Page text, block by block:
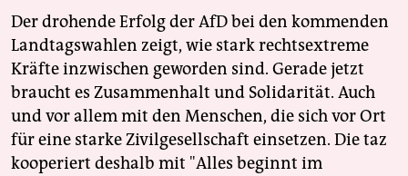
Der drohende Erfolg der AfD bei den kommenden
Landtagswahlen zeigt, wie stark rechtsextreme
Kräfte inzwischen geworden sind. Gerade jetzt
braucht es Zusammenhalt und Solidarität. Auch
und vor allem mit den Menschen, die sich vor Ort
für eine starke Zivilgesellschaft einsetzen. Die taz
kooperiert deshalb mit "Alles beginnt im